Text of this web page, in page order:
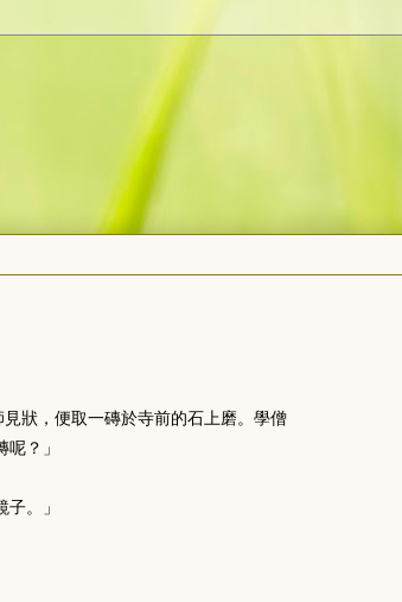
狀， 便取一磚於寺前的石上磨。學僧
？」
。」